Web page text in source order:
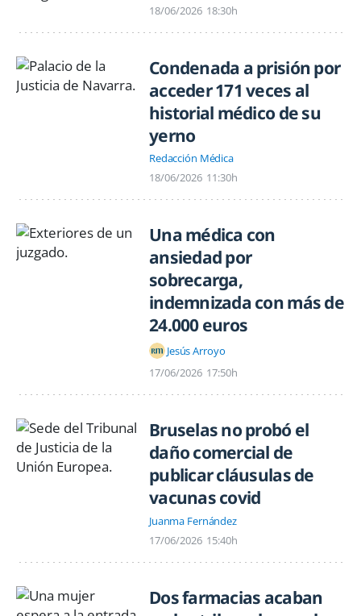
18/06/2026 18:30h
Condenada a prisión por
acceder 171 veces al
historial médico de su
yerno
Redacción Médica
18/06/2026 11:30h
Una médica con
ansiedad por
sobrecarga,
indemnizada con más de
24.000 euros
Jesús Arroyo
17/06/2026 17:50h
Bruselas no probó el
daño comercial de
publicar cláusulas de
vacunas covid
Juanma Fernández
17/06/2026 15:40h
Dos farmacias acaban